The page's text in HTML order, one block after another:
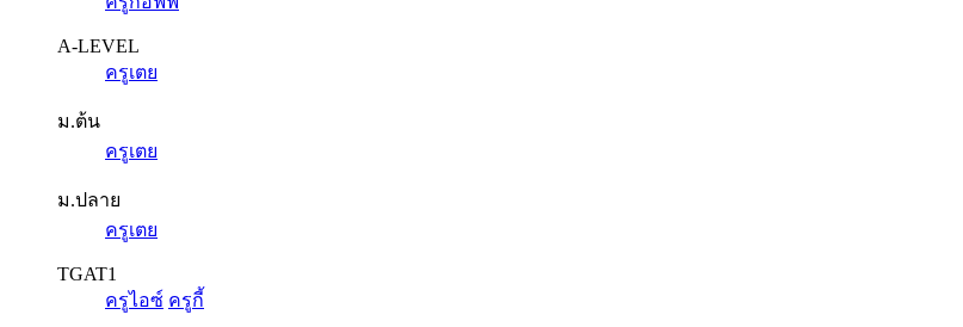
A-LEVEL
ครูเตย
ม.ต้น
ครูเตย
ม.ปลาย
ครูเตย
TGAT1
ครูไอซ์ ครูกี้